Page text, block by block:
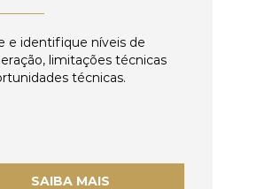
e identifique níveis de
limitações técnicas
técnicas.
SAIBA MAIS